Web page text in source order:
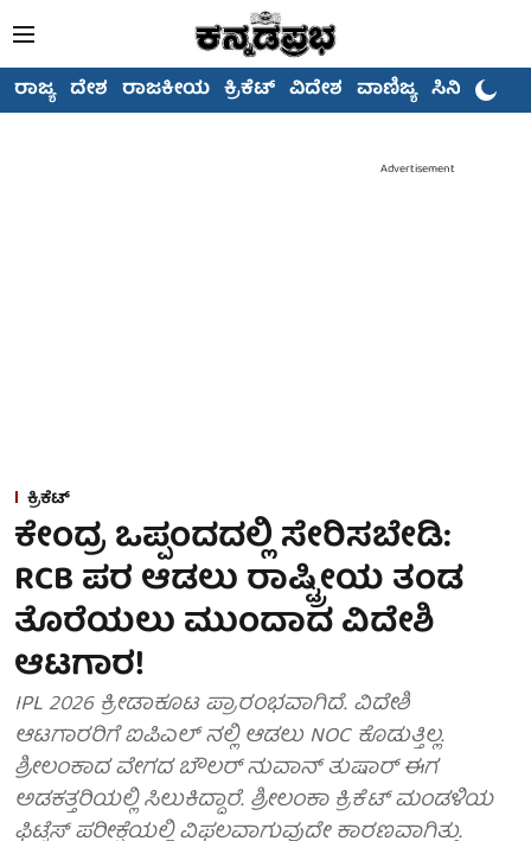
ರಾಜ್ಯ ದೇಶ ರಾಜಕೀಯ ಕ್ರಿಕೆಟ್ ವಿದೇಶ ವಾಣಿಜ್ಯ ಸಿನಿಮಾ
Advertisement
ಕ್ರಿಕೆಟ್
ಕೇಂದ್ರ ಒಪ್ಪಂದದಲ್ಲಿ ಸೇರಿಸಬೇಡಿ:
RCB ಪರ ಆಡಲು ರಾಷ್ಟ್ರೀಯ ತಂಡ
ತೊರೆಯಲು ಮುಂದಾದ ವಿದೇಶಿ
ಆಟಗಾರ!
IPL 2026 ಕ್ರೀಡಾಕೂಟ ಪ್ರಾರಂಭವಾಗಿದೆ. ವಿದೇಶಿ
ಆಟಗಾರರಿಗೆ ಐಪಿಎಲ್ ನಲ್ಲಿ ಆಡಲು NOC ಕೊಡುತ್ತಿಲ್ಲ.
ಶ್ರೀಲಂಕಾದ ವೇಗದ ಬೌಲರ್ ನುವಾನ್ ತುಷಾರ್ ಈಗ
ಅಡಕತ್ತರಿಯಲ್ಲಿ ಸಿಲುಕಿದ್ದಾರೆ. ಶ್ರೀಲಂಕಾ ಕ್ರಿಕೆಟ್ ಮಂಡಳಿಯ
ಫಿಟ್ನೆಸ್ ಪರೀಕ್ಷೆಯಲ್ಲಿ ವಿಫಲವಾಗುವುದೇ ಕಾರಣವಾಗಿತ್ತು.